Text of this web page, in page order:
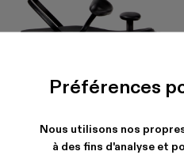
Préférences
Nous utilisons nos
à des fins d'analyse et
-40%CHF 299